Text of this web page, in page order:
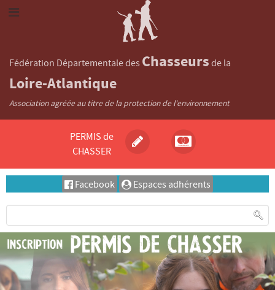
Fédération Départementale des Chasseurs de la
Loire-Atlantique
Association agréée au titre de la protection de l'environnement
PERMIS de
CHASSER
Facebook Espaces adhérents